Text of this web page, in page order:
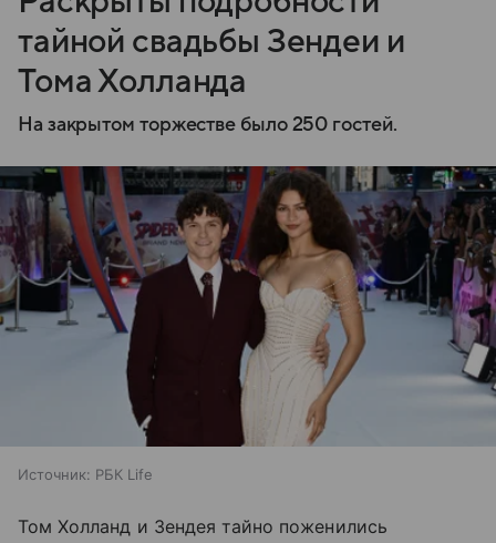
тайной свадьбы Зендеи и
Тома Холланда
На закрытом торжестве было 250 гостей.
Источник: РБК Life
Том Холланд и Зендея тайно поженились